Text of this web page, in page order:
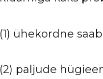
(1) ühekordne
(2) paljude